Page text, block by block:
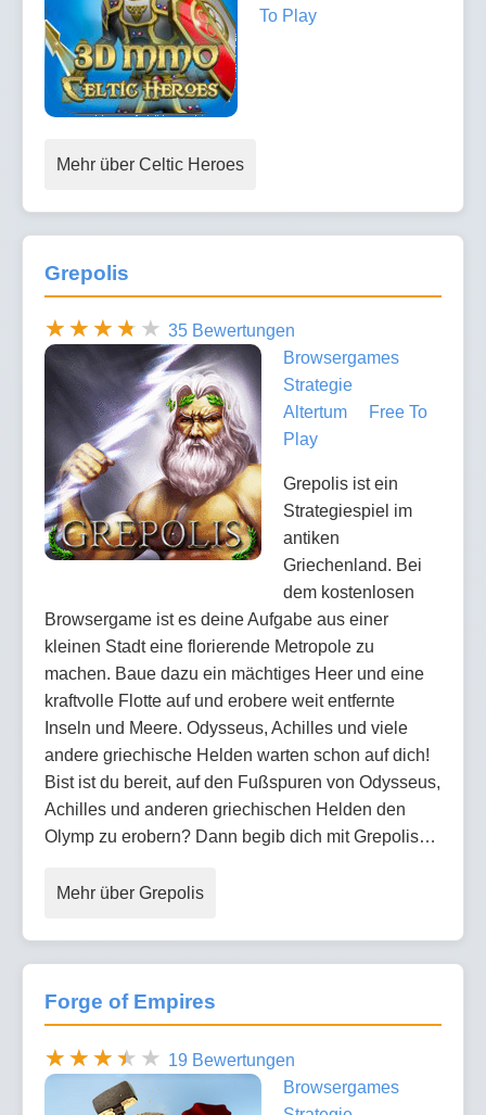
To Play
Mehr über Celtic Heroes
Grepolis
35 Bewertungen
Browsergames
Strategie
Altertum
Free To
Play
Grepolis ist ein
Strategiespiel im
antiken
Griechenland. Bei
dem kostenlosen
Browsergame ist es deine Aufgabe aus einer
kleinen Stadt eine florierende Metropole zu
machen. Baue dazu ein mächtiges Heer und eine
kraftvolle Flotte auf und erobere weit entfernte
Inseln und Meere. Odysseus, Achilles und viele
andere griechische Helden warten schon auf dich!
Bist ist du bereit, auf den Fußspuren von Odysseus,
Achilles und anderen griechischen Helden den
Olymp zu erobern? Dann begib dich mit Grepolis…
Mehr über Grepolis
Forge of Empires
19 Bewertungen
Browsergames